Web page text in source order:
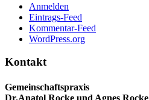
Anmelden
Eintrags-Feed
Kommentar-Feed
WordPress.org
Kontakt
Gemeinschaftspraxis
Dr.Anatol Rocke und Agnes Rocke